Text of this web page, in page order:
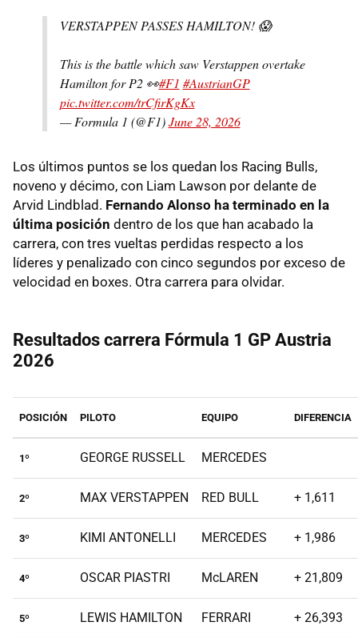
VERSTAPPEN PASSES HAMILTON! 😱
This is the battle which saw Verstappen overtake
Hamilton for P2 👀#F1 #AustrianGP
pic.twitter.com/trCfirKgKx
— Formula 1 (@F1)June 28, 2026
Los últimos puntos se los quedan los Racing Bulls,
noveno y décimo, con Liam Lawson por delante de
Arvid Lindblad. Fernando Alonso ha terminado en la
última posición dentro de los que han acabado la
carrera, con tres vueltas perdidas respecto a los
líderes y penalizado con cinco segundos por exceso de
velocidad en boxes. Otra carrera para olvidar.
Resultados carrera Fórmula 1 GP Austria
2026
POSICIÓN PILOTO EQUIPO DIFERENCIA
1º GEORGE RUSSELL MERCEDES
2º MAX VERSTAPPEN RED BULL + 1,611
3º KIMI ANTONELLI MERCEDES + 1,986
4º OSCAR PIASTRI McLAREN + 21,809
5º LEWIS HAMILTON FERRARI + 26,393